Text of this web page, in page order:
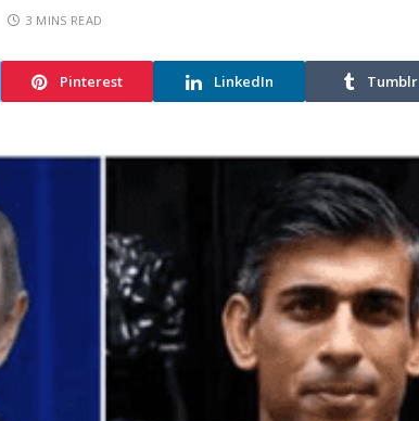
3 MINS READ
Pinterest LinkedIn Tumblr